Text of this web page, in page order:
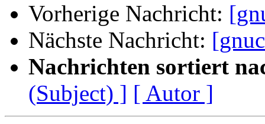
Vorherige Nachricht:
Nächste Nachricht:
Nachrichten sortiert
(Subject) ] [ Autor ]